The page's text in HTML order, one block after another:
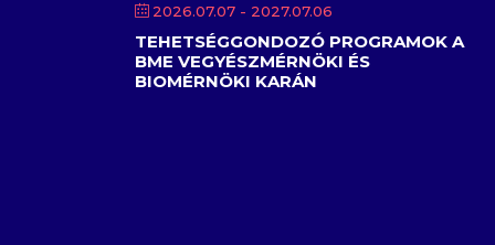
2026.07.07 - 2027.07.06
TEHETSÉGGONDOZÓ PROGRAMOK A
BME VEGYÉSZMÉRNÖKI ÉS
BIOMÉRNÖKI KARÁN